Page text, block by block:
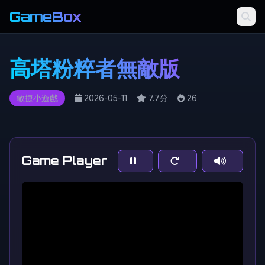
GameBox
高塔粉粹者無敵版
敏捷小遊戲 2026-05-11 7.7分 26
Game Player